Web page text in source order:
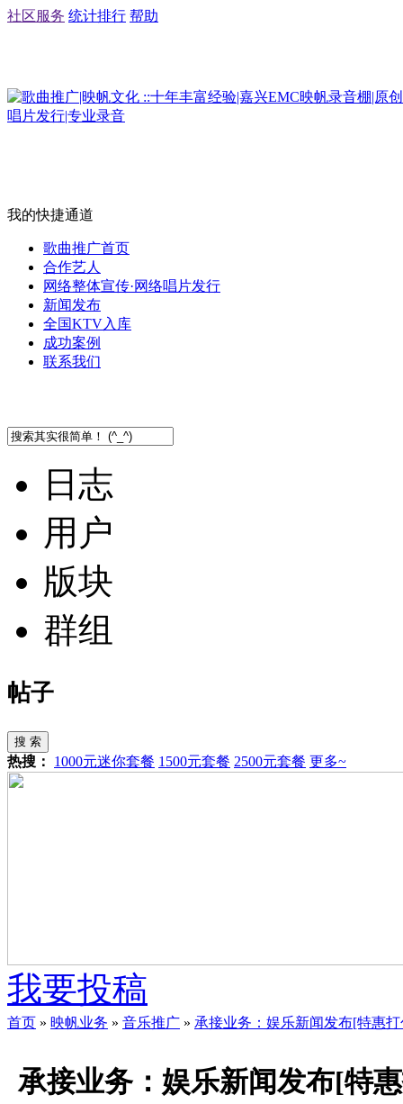
社区服务 统计排行 帮助
我的快捷通道
歌曲推广首页
合作艺人
网络整体宣传·网络唱片发行
新闻发布
全国KTV入库
成功案例
联系我们
日志
用户
版块
群组
帖子
搜 索
热搜： 1000元迷你套餐 1500元套餐 2500元套餐 更多~
我要投稿
首页 » 映帆业务 » 音乐推广 » 承接业务：娱乐新闻发布[特惠
承接业务：娱乐新闻发布[特